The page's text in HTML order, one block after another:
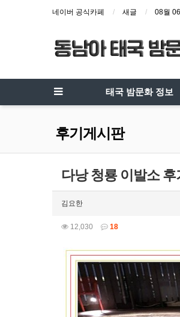
네이버 공식카페 새글 08월
태국 밤문화 정보
후기게시판
다낭 청룡 이발소 후
김요한
12,030 18